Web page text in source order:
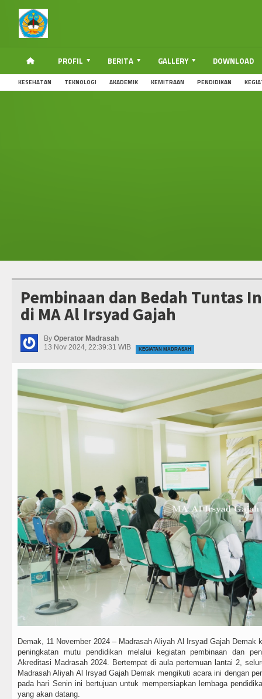
PROFIL BERITA GALLERY DOWNLOAD
KESEHATAN TEKNOLOGI AKADEMIK KEMITRAAN PENDIDIKAN
Pembinaan dan Bedah Tuntas
di MA Al Irsyad Gajah
By Operator Madrasah
13 Nov 2024, 22:39:31 WIB
KEGIATAN MADRASAH
Demak, 11 November 2024 – Madrasah Aliyah Al Irsyad Gajah
peningkatan mutu pendidikan melalui kegiatan pembinaan dan
Akreditasi Madrasah 2024. Bertempat di aula pertemuan lantai 2,
Madrasah Aliyah Al Irsyad Gajah Demak mengikuti acara ini dengan
pada hari Senin ini bertujuan untuk mempersiapkan lembaga
yang akan datang.